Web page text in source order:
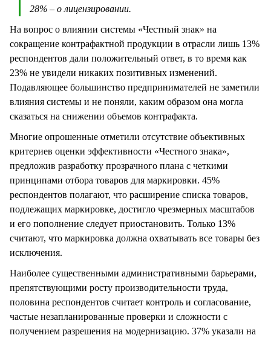
28% – о лицензировании.
На вопрос о влиянии системы «Честный знак» на
сокращение контрафактной продукции в отрасли лишь 13%
респондентов дали положительный ответ, в то время как
23% не увидели никаких позитивных изменений.
Подавляющее большинство предпринимателей не заметили
влияния системы и не поняли, каким образом она могла
сказаться на снижении объемов контрафакта.
Многие опрошенные отметили отсутствие объективных
критериев оценки эффективности «Честного знака»,
предложив разработку прозрачного плана с четкими
принципами отбора товаров для маркировки. 45%
респондентов полагают, что расширение списка товаров,
подлежащих маркировке, достигло чрезмерных масштабов
и его пополнение следует приостановить. Только 13%
считают, что маркировка должна охватывать все товары без
исключения.
Наиболее существенными административными барьерами,
препятствующими росту производительности труда,
половина респондентов считает контроль и согласование,
частые незапланированные проверки и сложности с
получением разрешения на модернизацию. 37% указали на